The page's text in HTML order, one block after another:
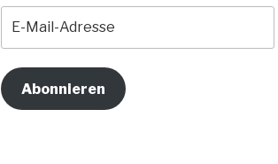
Mail-
Adresse
Abonnieren